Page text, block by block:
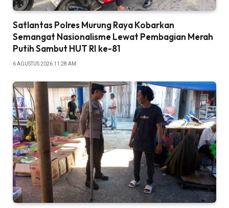
Satlantas Polres Murung Raya Kobarkan
Semangat Nasionalisme Lewat Pembagian Merah
Putih Sambut HUT RI ke-81
6 AGUSTUS 2026 11:28 AM